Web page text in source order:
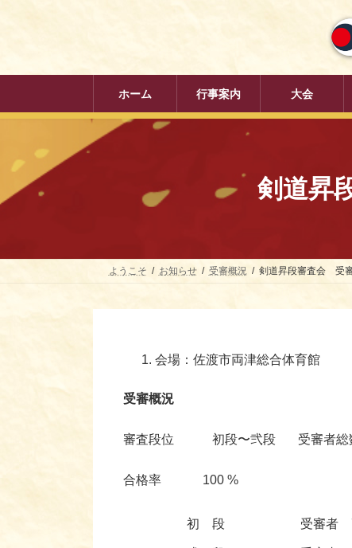
ツ
シ
ホーム 行事案内 大会
剣道昇
ようこそ お知らせ 受審概況 剣道昇段審査会 受
会場：佐渡市両津総合体育館
受審概況
審査段位 初段〜弐段 受審者総
合格率 100 %
初 段 受審者